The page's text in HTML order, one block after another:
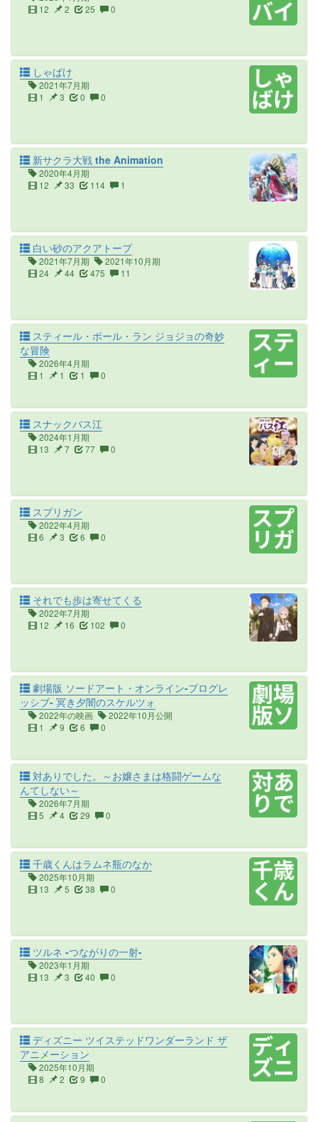
12
2 25 0
しゃばけ
2021年7月期
1
3 0 0
新サクラ大戦 the Animation
2020年4月期
12
33 114 1
白い砂のアクアトープ
2021年7月期
2021年10月期
24
44 475 11
スティール・ボール・ラン ジョジョの奇妙
な冒険
2026年4月期
1
1 1 0
スナックバス江
2024年1月期
13
7 77 0
スプリガン
2022年4月期
6
3 6 0
それでも歩は寄せてくる
2022年7月期
12
16 102 0
劇場版 ソードアート・オンライン-プログレ
ッシブ- 冥き夕闇のスケルツォ
2022年の映画
2022年10月公開
1
9 6 0
対ありでした。～お嬢さまは格闘ゲームな
んてしない～
2026年7月期
5
4 29 0
千歳くんはラムネ瓶のなか
2025年10月期
13
5 38 0
ツルネ -つながりの一射-
2023年1月期
13
3 40 0
ディズニー ツイステッドワンダーランド ザ
アニメーション
2025年10月期
8
2 9 0